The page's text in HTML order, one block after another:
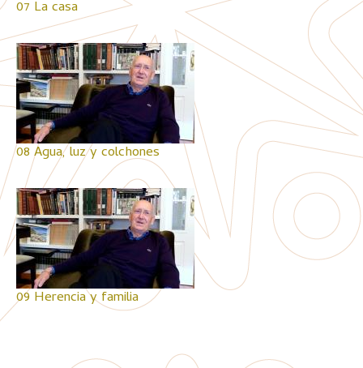
07 La casa
08 Agua, luz y colchones
09 Herencia y familia